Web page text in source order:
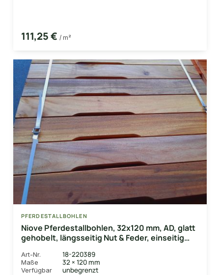
111,25 € / m²
PFERDESTALLBOHLEN
Niove Pferdestallbohlen, 32x120 mm, AD, glatt
gehobelt, längsseitig Nut & Feder, einseitig
Art-Nr. 18-220389
Maße 32 × 120 mm
Verfügbar unbegrenzt